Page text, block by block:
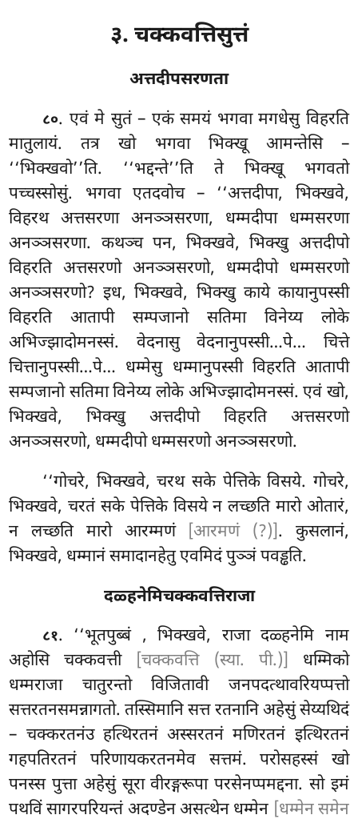
३. चक्कवत्तिसुत्तं
अत्तदीपसरणता
८०. एवंमे सुतं – एकं समयं भगवा मगधेसु विहरति
मातुलायं. तत्र खो भगवा भिक्खू आमन्तेसि –
‘‘भिक्खवो’’ति. ‘‘भद्दन्ते’’ति ते भिक्खू भगवतो
पच्चस्सोसुं. भगवा एतदवोच – ‘‘अत्तदीपा, भिक्खवे,
विहरथ अत्तसरणा अनञ्ञसरणा, धम्मदीपा धम्मसरणा
अनञ्ञसरणा. कथञ्च पन, भिक्खवे, भिक्खु अत्तदीपो
विहरति अत्तसरणो अनञ्ञसरणो, धम्मदीपो धम्मसरणो
अनञ्ञसरणो? इध, भिक्खवे, भिक्खु काये कायानुपस्सी
विहरति आतापी सम्पजानो सतिमा विनेय्य लोके
अभिज्झादोमनस्सं. वेदनासु वेदनानुपस्सी…पे… चित्ते
चित्तानुपस्सी…पे… धम्मेसु धम्मानुपस्सी विहरति आतापी
सम्पजानो सतिमा विनेय्य लोके अभिज्झादोमनस्सं. एवं खो,
भिक्खवे, भिक्खु अत्तदीपो विहरति अत्तसरणो
अनञ्ञसरणो, धम्मदीपो धम्मसरणो अनञ्ञसरणो.
‘‘गोचरे, भिक्खवे, चरथ सके पेत्तिके विसये. गोचरे,
भिक्खवे, चरतं सके पेत्तिके विसये न लच्छति मारो ओतारं,
न लच्छति मारो आरम्मणं
[आरमणं (?)]. कुसलानं,
भिक्खवे, धम्मानं समादानहेतु एवमिदं पुञ्ञं पवड्ढति.
दळ्हनेमिचक्कवत्तिराजा
८१. ‘‘भूतपुब्बं , भिक्खवे, राजा दळ्हनेमि नाम
अहोसि चक्कवत्ती
[चक्कवत्ति (स्या. पी.)] धम्मिको
धम्मराजा चातुरन्तो विजितावी जनपदत्थावरियप्पत्तो
सत्तरतनसमन्नागतो. तस्सिमानि सत्त रतनानिअहेसुं सेय्यथिदं
– चक्करतनंउ हत्थिरतनं अस्सरतनं मणिरतनं इत्थिरतनं
गहपतिरतनं परिणायकरतनमेव सत्तमं. परोसहस्सं खो
पनस्स पुत्ता अहेसुं सूरा वीरङ्गरूपा परसेनप्पमद्दना. सो इमं
पथविं सागरपरियन्तं अदण्डेन असत्थेन धम्मेन [धम्मेन समेन